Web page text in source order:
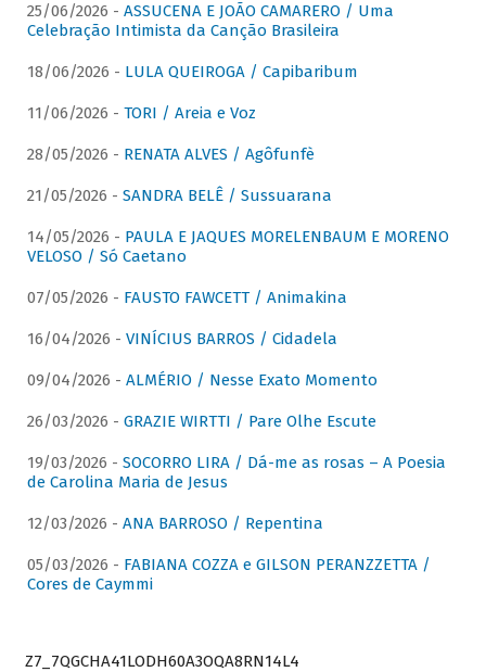
25/06/2026 - ASSUCENA E JOÃO CAMARERO / Uma
Celebração Intimista da Canção Brasileira
18/06/2026 - LULA QUEIROGA / Capibaribum
11/06/2026 - TORI / Areia e Voz
28/05/2026 - RENATA ALVES / Agôfunfè
21/05/2026 - SANDRA BELÊ / Sussuarana
14/05/2026 - PAULA E JAQUES MORELENBAUM E MORENO
VELOSO / Só Caetano
07/05/2026 - FAUSTO FAWCETT / Animakina
16/04/2026 - VINÍCIUS BARROS / Cidadela
09/04/2026 - ALMÉRIO / Nesse Exato Momento
26/03/2026 - GRAZIE WIRTTI / Pare Olhe Escute
19/03/2026 - SOCORRO LIRA / Dá-me as rosas – A Poesia
de Carolina Maria de Jesus
12/03/2026 - ANA BARROSO / Repentina
05/03/2026 - FABIANA COZZA e GILSON PERANZZETTA /
Cores de Caymmi
Z7_7QGCHA41LODH60A3OQA8RN14L4